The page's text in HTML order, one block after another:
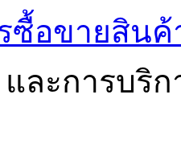
ซื้อขายสินค้
ละการบริ